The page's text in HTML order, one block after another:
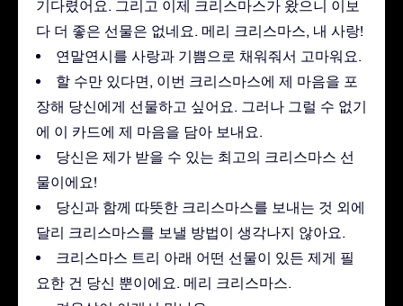
기다렸어요. 그리고 이제 크리스마스가 왔으니 이보
다 더 좋은 선물은 없네요. 메리 크리스마스, 내 사랑!
연말연시를 사랑과 기쁨으로 채워줘서 고마워요.
할 수만 있다면, 이번 크리스마스에 제 마음을 포
장해 당신에게 선물하고 싶어요. 그러나 그럴 수 없기
에 이 카드에 제 마음을 담아 보내요.
당신은 제가 받을 수 있는 최고의 크리스마스 선
물이에요!
당신과 함께 따뜻한 크리스마스를 보내는 것 외에
달리 크리스마스를 보낼 방법이 생각나지 않아요.
크리스마스 트리 아래 어떤 선물이 있든 제게 필
요한 건 당신 뿐이에요. 메리 크리스마스.